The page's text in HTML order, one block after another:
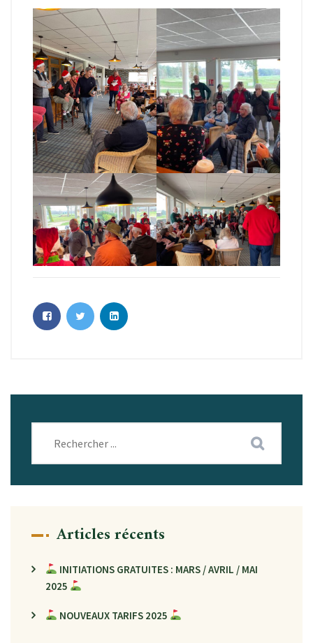
Articles récents
INITIATIONS GRATUITES : MARS / AVRIL / MAI
2025
NOUVEAUX TARIFS 2025